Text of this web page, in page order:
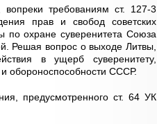
требованиям ст. 127-3
прав и свобод советских
по охране суверенитета Союза
Решая вопрос о выходе Литвы,
в ущерб суверенитету,
и обороноспособности СССР.
предусмотренного ст. 64 УК